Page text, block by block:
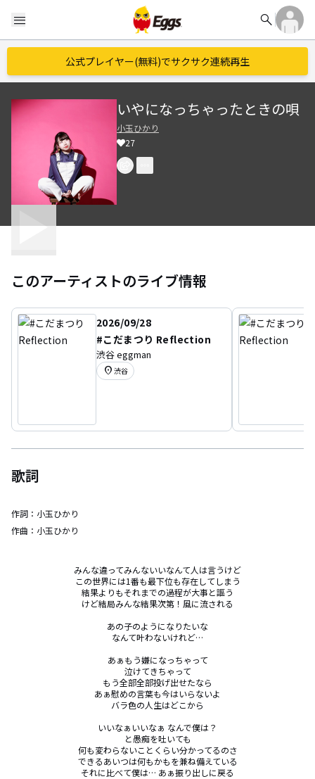
menu search
公式プレイヤー(無料)でサクサク連続再生
いやになっちゃったときの唄
小玉ひかり
27
このアーティストのライブ情報
2026/09/28
#こだまつり Reflection
渋谷 eggman
location_on 渋谷
歌詞
作詞： 小玉ひかり
作曲： 小玉ひかり
みんな違ってみんないいなんて人は言うけど
この世界には1番も最下位も存在してしまう
結果よりもそれまでの過程が大事と謳う
けど結局みんな結果次第！風に流される
あの子のようになりたいな
なんて叶わないけれど…
あぁもう嫌になっちゃって
泣けてきちゃって
もう全部全部投げ出せたなら
あぁ慰めの言葉も今はいらないよ
バラ色の人生はどこから
いいなぁいいなぁ なんで僕は？
と愚痴を吐いても
何も変わらないことくらい分かってるのさ
できるあいつは何もかもを兼ね備えている
それに比べて僕は… あぁ振り出しに戻る